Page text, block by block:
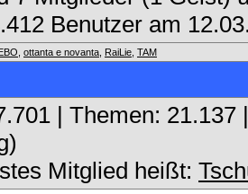
Benutzer am
ottanta e novanta RaiLie TAM
| Themen:
Mitglied heißt: